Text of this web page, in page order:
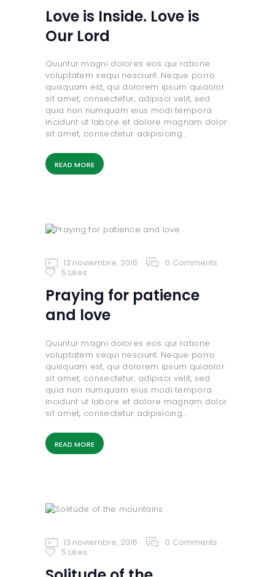
Love is Inside. Love is
Our Lord
Quuntur magni dolores eos qui ratione
voluptatem sequi nesciunt. Neque porro
quisquam est, qui dolorem ipsum quiaolor
sit amet, consectetur, adipisci velit, sed
quia non numquam eius modi tempora
incidunt ut labore et dolore magnam dolor
sit amet, consectetur adipisicing…
READ MORE
13 noviembre, 2016 0 Comments
5 Likes
Praying for patience
and love
Quuntur magni dolores eos qui ratione
voluptatem sequi nesciunt. Neque porro
quisquam est, qui dolorem ipsum quiaolor
sit amet, consectetur, adipisci velit, sed
quia non numquam eius modi tempora
incidunt ut labore et dolore magnam dolor
sit amet, consectetur adipisicing…
READ MORE
13 noviembre, 2016 0 Comments
5 Likes